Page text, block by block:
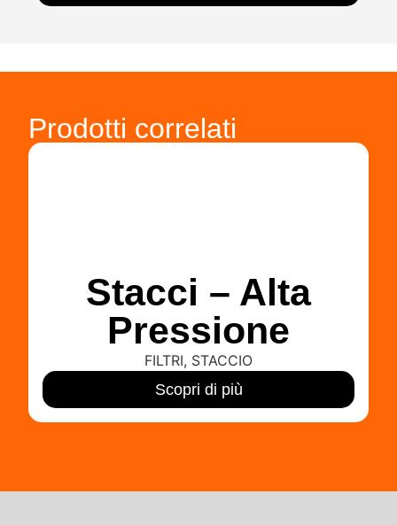
Prodotti correlati
Stacci – Alta
Pressione
FILTRI, STACCIO
Scopri di più